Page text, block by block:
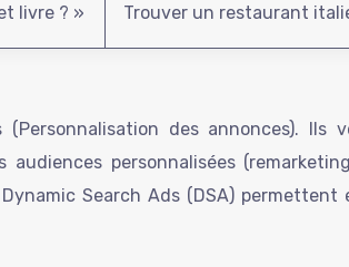
livre ? » Trouver un restaurant
des annonces).
personnalisées
Search Ads (DSA) permettent